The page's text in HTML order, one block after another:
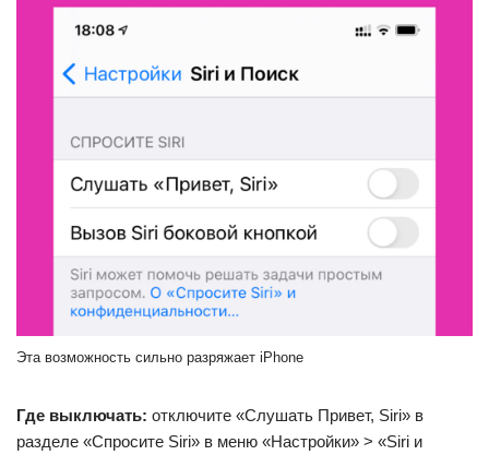
Эта возможность сильно разряжает iPhone
Где выключать: отключите «Слушать Привет, Siri» в
разделе «Спросите Siri» в меню «Настройки» > «Siri и